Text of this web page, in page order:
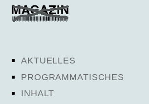
AKTUELLES
PROGRAMMATISCHES
INHALT